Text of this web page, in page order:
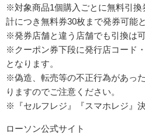
※対象商品1個購入ごとに無料引換
計につき無料券30枚まで発券可能
※発券店舗と違う店舗でも引換は可
※クーポン券下段に発行店コード
となります。
※偽造、転売等の不正行為があっ
りますのでご注意ください。
※『セルフレジ』『スマホレジ』
ローソン公式サイト